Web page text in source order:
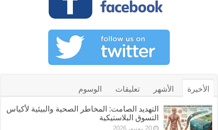
الأخيرة الأشهر تعليقات الوسوم
التهديد الصامت: المخاطر الصحية والبيئية لأكياس
التسوق البلاستيكية
20 يونيو، 2026